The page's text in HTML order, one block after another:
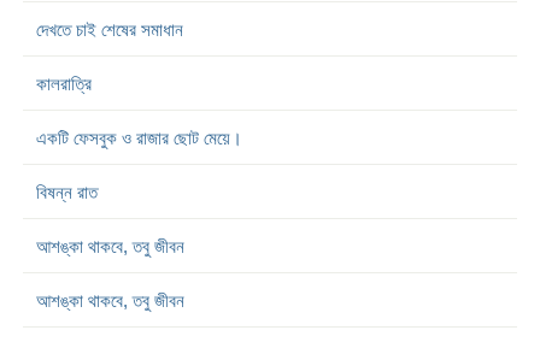
দেখতে চাই শেষের সমাধান
কালরাত্রি
একটি ফেসবুক ও রাজার ছোট মেয়ে।
বিষন্ন রাত
আশঙ্কা থাকবে, তবু জীবন
আশঙ্কা থাকবে, তবু জীবন